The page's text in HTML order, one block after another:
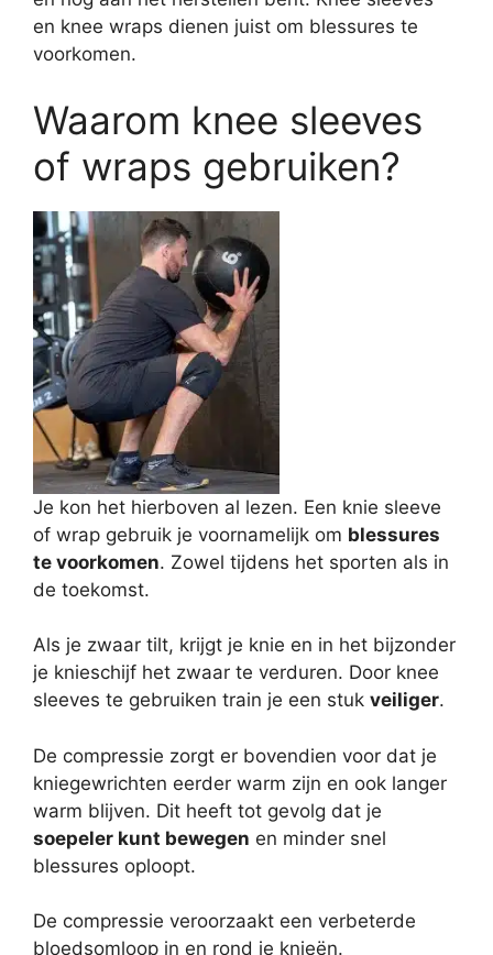
en knee wraps dienen juist om blessures te
voorkomen.
Waarom knee sleeves
of wraps gebruiken?
Je kon het hierboven al lezen. Een knie sleeve
of wrap gebruik je voornamelijk om blessures
te voorkomen. Zowel tijdens het sporten als in
de toekomst.
Als je zwaar tilt, krijgt je knie en in het bijzonder
je knieschijf het zwaar te verduren. Door knee
sleeves te gebruiken train je een stuk veiliger.
De compressie zorgt er bovendien voor dat je
kniegewrichten eerder warm zijn en ook langer
warm blijven. Dit heeft tot gevolg dat je
soepeler kunt bewegen en minder snel
blessures oploopt.
De compressie veroorzaakt een verbeterde
bloedsomloop in en rond je knieën.